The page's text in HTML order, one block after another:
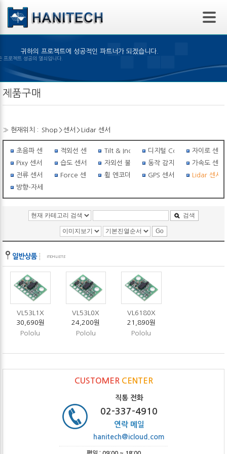
본문 바로가기
귀하의 프로젝트에 성공적인 파트너가 되겠습니다.
선택은 프로젝트 성공의 열쇠입니다.
제품구매
» 현재위치 : Shop >센서 > Lidar 센서
초음파 센서 적외선 센서 Tilt & Inclinometer디지털 Compass자이로 센서
Pixy 센서
습도 센서 자외선 불꽃감지 센서동작 감지 센서 가속도 센서
전류 센서
Force 센서 휠 엔코더 GPS 센서
Lidar 센서
방향-자세센서
검색
VL53L1X
30,690원
Pololu
VL53L0X
24,200원
Pololu
VL6180X
21,890원
Pololu
CUSTOMER CENTER
직통 전화
02-337-4910
연락 메일
hanitech@icloud.com